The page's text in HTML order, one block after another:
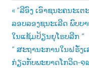
Post
navigation
Previous
Post:
“ລີອົງ ເອົາຊນະຄນະເ
ລອບລອງຊນະເລີດ ພົບບ
ໃນແຊ້ມປ້ຽນຍຸໂຣບລີກ “
Next
Post:
“ ສະຖານະການໃນຝຣັ່ງ
ກ່ຽວກັບພະຍາດໂກວິດ-໑